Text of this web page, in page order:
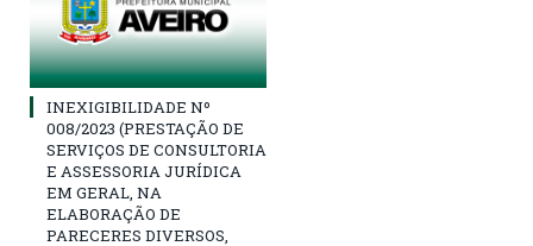
INEXIGIBILIDADE Nº
008/2023 (PRESTAÇÃO DE
SERVIÇOS DE CONSULTORIA
E ASSESSORIA JURÍDICA
EM GERAL, NA
ELABORAÇÃO DE
PARECERES DIVERSOS,